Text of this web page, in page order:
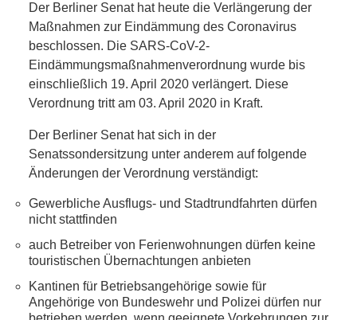
KIEZ
GEWERBE
UND
GASTRONOMIE
KINDER,
HERANWACHSENDE,
SCHULE
KUNST
Der Berliner Senat hat heute die Verlängerung der
Maßnahmen zur Eindämmung des Coronavirus
beschlossen. Die SARS-CoV-2-
Eindämmungsmaßnahmenverordnung wurde bis
einschließlich 19. April 2020 verlängert. Diese
Verordnung tritt am 03. April 2020 in Kraft.
Der Berliner Senat hat sich in der
Senatssondersitzung unter anderem auf folgende
Änderungen der Verordnung verständigt:
Gewerbliche Ausflugs- und Stadtrundfahrten dürfen
nicht stattfinden
auch Betreiber von Ferienwohnungen dürfen keine
touristischen Übernachtungen anbieten
Kantinen für Betriebsangehörige sowie für
Angehörige von Bundeswehr und Polizei dürfen nur